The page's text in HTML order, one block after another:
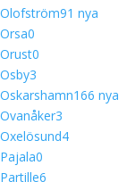
Olofström91 nya
Orsa0
Orust0
Osby3
Oskarshamn166 nya
Ovanåker3
Oxelösund4
Pajala0
Partille6